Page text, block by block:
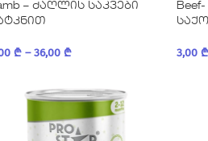
– ძაღლის საკვები
₾ – 36,00₾ 3,00₾